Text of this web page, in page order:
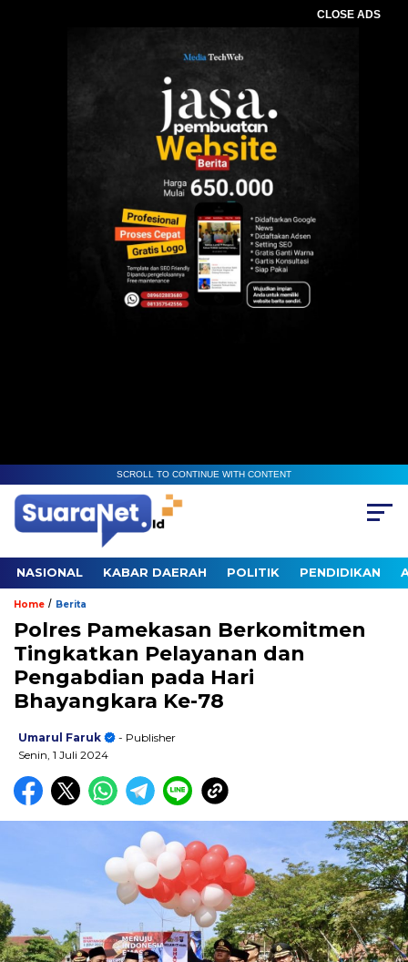
CLOSE ADS
SCROLL TO CONTINUE WITH CONTENT
NASIONAL KABAR DAERAH POLITIK PENDIDIKAN
Home / Berita
Polres Pamekasan Berkomitmen
Tingkatkan Pelayanan dan
Pengabdian pada Hari
Bhayangkara Ke-78
Umarul Faruk
- Publisher
Senin, 1 Juli 2024